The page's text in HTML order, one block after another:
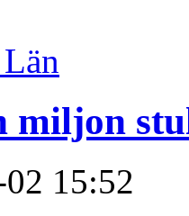
miljon
15:52